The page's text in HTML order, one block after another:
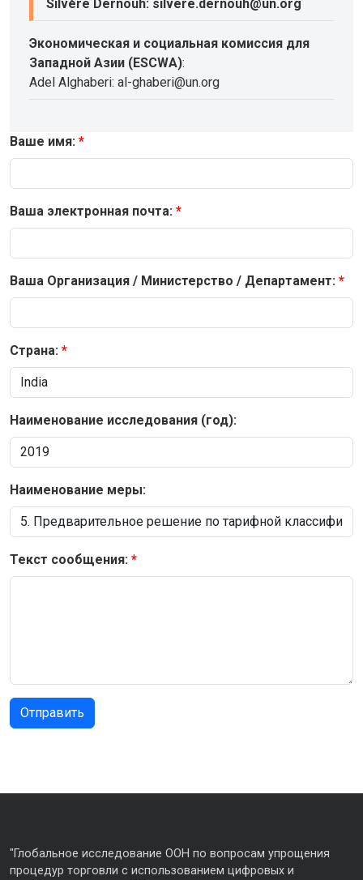
Silvère Dernouh: silvere.dernouh@un.org
Экономическая и социальная комиссия для
Западной Азии (ESCWA):
Adel Alghaberi: al-ghaberi@un.org
Ваше имя:
Ваша электронная почта:
Ваша Организация / Министерство / Департамент:
Страна:
Наименование исследования (год):
Наименование меры:
Текст сообщения:
"Глобальное исследование ООН по вопросам упрощения
процедур торговли с использованием цифровых и